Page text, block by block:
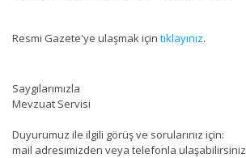
Resmi Gazete'ye ulaşmak için tıklayınız.
Saygılarımızla
Mevzuat Servisi
Duyurumuz ile ilgili görüş ve sorularınız için:
mail adresimizden veya telefonla ulaşabilirsiniz